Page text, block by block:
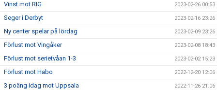
Vinst mot RIG 2023-02-26 00:53
Seger i Derbyt 2023-02-16 23:26
Ny center spelar på lördag 2023-02-09 23:26
Förlust mot Vingåker 2023-02-08 18:43
Förlust mot serietvåan 1-3 2023-02-02 15:23
Förlust mot Habo 2022-12-20 12:06
3 poäng idag mot Uppsala 2022-11-26 21:06